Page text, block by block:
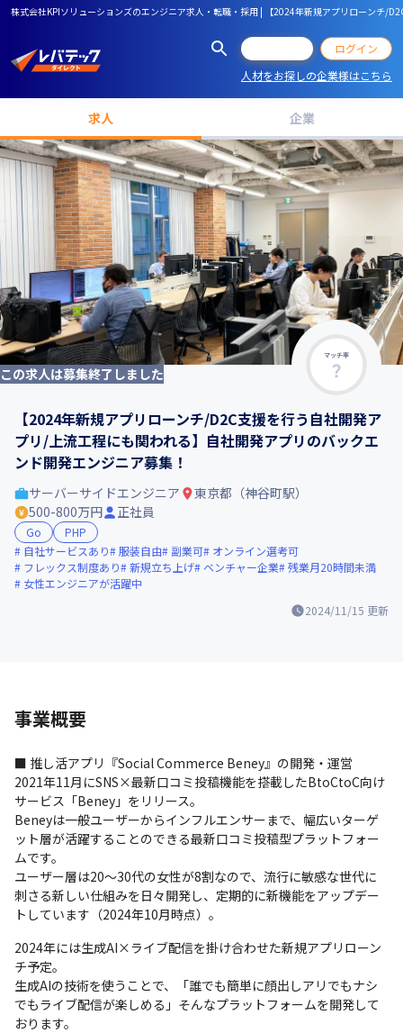
株式会社KPIソリューションズのエンジニア求人・転職・採用 | 【2024年新規アプリローンチ/
ログイン
人材をお探しの企業様はこちら
求人 企業
マッチ率
この求人は募集終了しました
【2024年新規アプリローンチ/D2C支援を行う自社開発ア
プリ/上流工程にも関われる】自社開発アプリのバックエ
ンド開発エンジニア募集！
2024/11/15 更新
サーバーサイドエンジニア
東京都（神谷町駅）
500-800万円
正社員
Go
PHP
自社サービスあり
服装自由 副業可
オンライン選考可
フレックス制度あり
新規立ち上げ ベンチャー企業 残業月20時間未満
女性エンジニアが活躍中
事業概要
■ 推し活アプリ『Social Commerce Beney』の開発・運営
2021年11月にSNS×最新口コミ投稿機能を搭載したBtoCtoC向け
サービス「Beney」をリリース。
Beneyは一般ユーザーからインフルエンサーまで、幅広いターゲ
ット層が活躍することのできる最新口コミ投稿型プラットフォー
ムです。
ユーザー層は20～30代の女性が8割なので、流行に敏感な世代に
刺さる新しい仕組みを日々開発し、定期的に新機能をアップデー
トしています（2024年10月時点）。
2024年には生成AI×ライブ配信を掛け合わせた新規アプリローン
チ予定。
生成AIの技術を使うことで、「誰でも簡単に顔出しアリでもナシ
でもライブ配信が楽しめる」そんなプラットフォームを開発して
おります。